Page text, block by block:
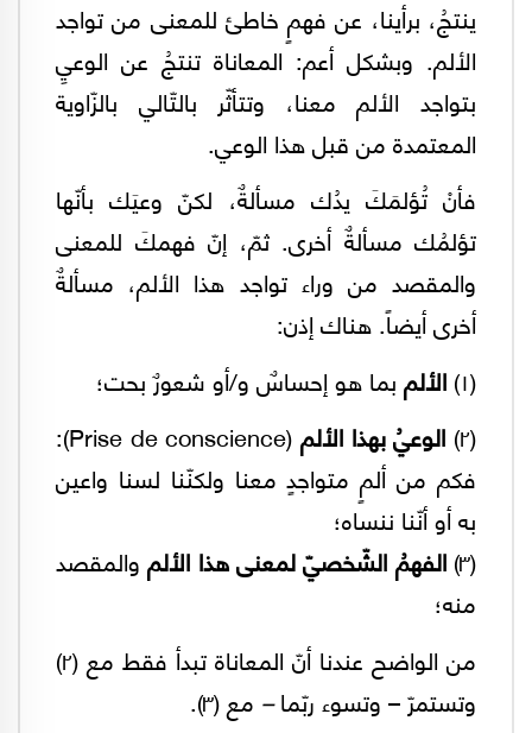
ينتجُ، برأينا، عن فهمٍ خاطئ للمعنى من تواجد
الألم. وبشكل أعم: المعاناة تنتجُ عن الوعيِ
بتواجد الألم معنا، وتتأثّر بالتّالي بالزّاوية
المعتمدة من قبل هذا الوعي.
فأنْ تُؤلمَكَ يدُك مسألةٌ، لكنّ وعيَك بأنّها
تؤلمُك مسألةٌ أخرى. ثمّ، إنّ فهمكَ للمعنى
والمقصد من وراء تواجد هذا الألم، مسألةٌ
أخرى أيضاً. هناك إذن:
(١) الألمبما هو إحساسٌ و/أو شعورٌ بحت؛
(٢) الوعيُ بهذا الألم
(Prise de conscience):
فكم من ألمٍ متواجدٍ معنا ولكنّنا لسنا واعين
به أو أنّنا ننساه؛
(٣) الفهمُ الشّخصيّ لمعنى هذا الألموالمقصد
منه؛
من الواضح عندنا أنّ المعاناة تبدأ فقط مع (٢)
وتستمرّ – وتسوء ربّما– مع (٣).